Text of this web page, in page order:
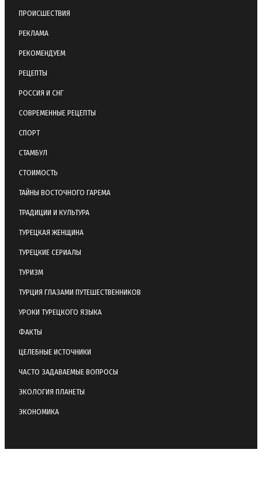
ПРОИСШЕСТВИЯ
РЕКЛАМА
РЕКОМЕНДУЕМ
РЕЦЕПТЫ
РОССИЯ И СНГ
СОВРЕМЕННЫЕ РЕЦЕПТЫ
СПОРТ
СТАМБУЛ
СТОИМОСТЬ
ТАЙНЫ ВОСТОЧНОГО ГАРЕМА
ТРАДИЦИИ И КУЛЬТУРА
ТУРЕЦКАЯ ЖЕНЩИНА
ТУРЕЦКИЕ СЕРИАЛЫ
ТУРИЗМ
ТУРЦИЯ ГЛАЗАМИ ПУТЕШЕСТВЕННИКОВ
УРОКИ ТУРЕЦКОГО ЯЗЫКА
ФАКТЫ
ЦЕЛЕБНЫЕ ИСТОЧНИКИ
ЧАСТО ЗАДАВАЕМЫЕ ВОПРОСЫ
ЭКОЛОГИЯ ПЛАНЕТЫ
ЭКОНОМИКА